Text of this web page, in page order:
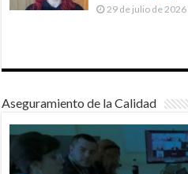
29 de julio de 2026
Aseguramiento de la Calidad